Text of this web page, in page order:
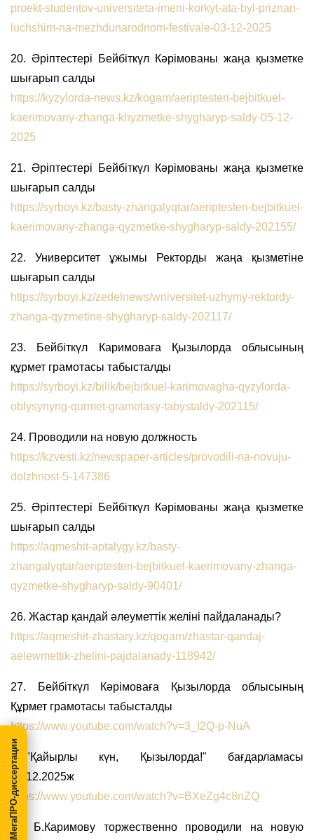
proekt-studentov-universiteta-imeni-korkyt-ata-byl-priznan-
luchshim-na-mezhdunarodnom-festivale-03-12-2025
20. Әріптестері Бейбіткүл Кәрімованы жаңа қызметке
шығарып салды
https://kyzylorda-news.kz/kogam/aeriptesteri-bejbitkuel-
kaerimovany-zhanga-khyzmetke-shygharyp-saldy-05-12-
2025
21. Әріптестері Бейбіткүл Кәрімованы жаңа қызметке
шығарып салды
https://syrboyi.kz/basty-zhangalyqtar/aeriptesteri-bejbitkuel-
kaerimovany-zhanga-qyzmetke-shygharyp-saldy-202155/
22. Университет ұжымы Ректорды жаңа қызметіне
шығарып салды
https://syrboyi.kz/zedelnews/wniversitet-uzhymy-rektordy-
zhanga-qyzmetine-shygharyp-saldy-202117/
23. Бейбіткүл Каримоваға Қызылорда облысының
құрмет грамотасы табысталды
https://syrboyi.kz/bilik/bejbitkuel-karimovagha-qyzylorda-
oblysynyng-qurmet-gramotasy-tabystaldy-202115/
24. Проводили на новую должность
https://kzvesti.kz/newspaper-articles/provodili-na-novuju-
dolzhnost-5-147386
25. Әріптестері Бейбіткүл Кәрімованы жаңа қызметке
шығарып салды
https://aqmeshit-aptalygy.kz/basty-
zhangalyqtar/aeriptesteri-bejbitkuel-kaerimovany-zhanga-
qyzmetke-shygharyp-saldy-90401/
26. Жастар қандай әлеуметтік желіні пайдаланады?
https://aqmeshit-zhastary.kz/qogam/zhastar-qandaj-
aelewmettik-zhelini-pajdalanady-118942/
27. Бейбіткүл Кәрімоваға Қызылорда облысының
Құрмет грамотасы табысталды
https://www.youtube.com/watch?v=3_I2Q-p-NuA
28."Қайырлы күн, Қызылорда!" бағдарламасы
04.12.2025ж
https://www.youtube.com/watch?v=BXeZg4c8nZQ
29. Б.Каримову торжественно проводили на новую
МегаПРО-диссертации